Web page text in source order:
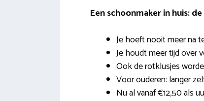
Een schoonmaker in huis:
Je hoeft nooit meer na
Je houdt meer tijd over
Ook de rotklusjes
Voor ouderen: langer
Nu al vanaf €12,50 als